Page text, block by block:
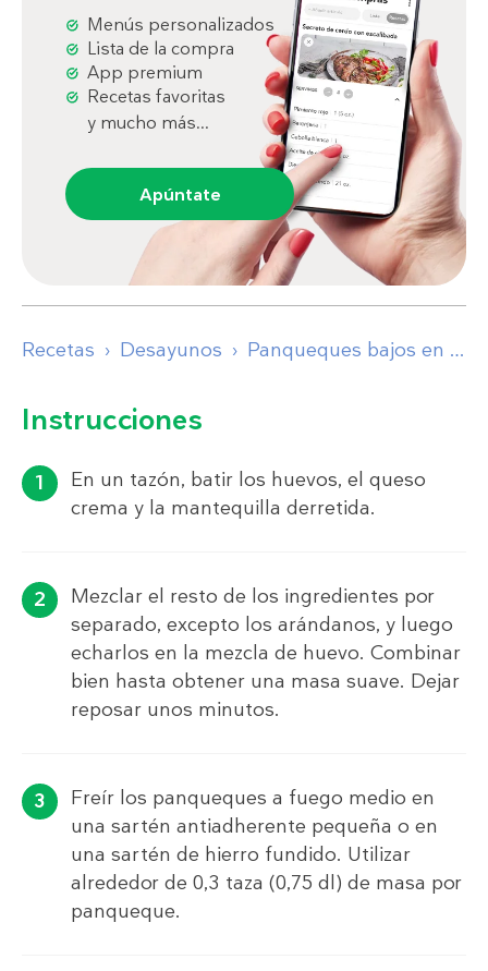
Menús personalizados
Lista de la compra
App premium
Recetas favoritas
y mucho más...
Apúntate
Recetas Desayunos Panqueques bajos en carbohidratos con arándanos
Instrucciones
En un tazón, batir los huevos, el queso
crema y la mantequilla derretida.
Mezclar el resto de los ingredientes por
separado, excepto los arándanos, y luego
echarlos en la mezcla de huevo. Combinar
bien hasta obtener una masa suave. Dejar
reposar unos minutos.
Freír los panqueques a fuego medio en
una sartén antiadherente pequeña o en
una sartén de hierro fundido. Utilizar
alrededor de 0,3 taza (0,75 dl) de masa por
panqueque.